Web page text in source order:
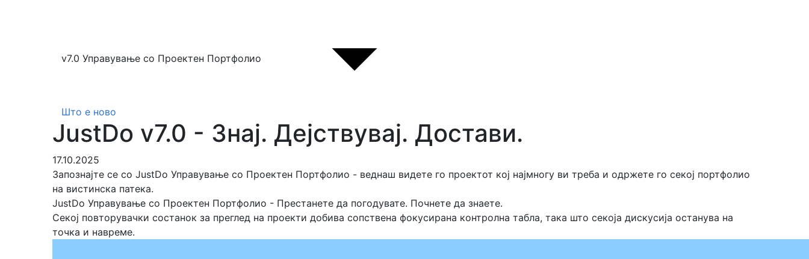
v7.0 Управување со Проектен Портфолио
Што е ново
JustDo v7.0 - Знај. Дејствувај. Достави.
17.10.2025
Запознајте се со JustDo Управување со Проектен Портфолио - веднаш видете го проектот кој најмногу ви треба и одржете го секој портфолио
на вистинска патека.
JustDo Управување со Проектен Портфолио - Престанете да погодувате. Почнете да знаете.
Секој повторувачки состанок за преглед на проекти добива сопствена фокусирана контролна табла, така што секоја дискусија останува на
точка и навреме.